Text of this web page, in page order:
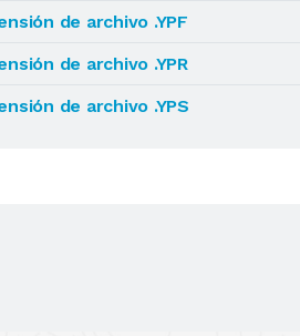
de archivo .YPF
de archivo .YPR
de archivo .YPS